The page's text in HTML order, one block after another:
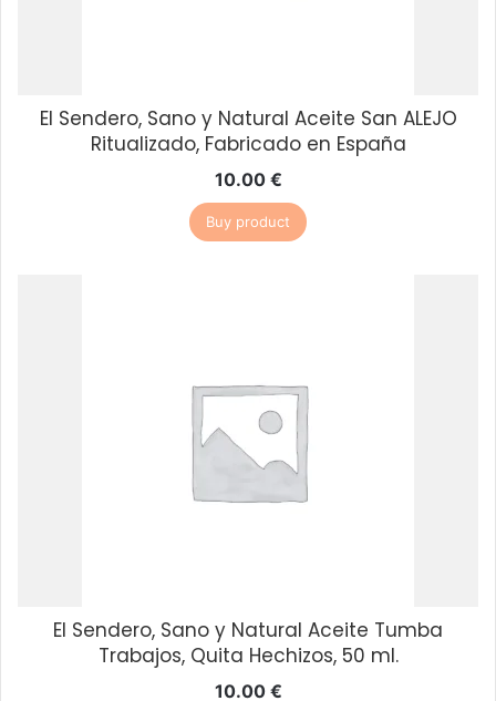
El Sendero, Sano y Natural Aceite San ALEJO
Ritualizado, Fabricado en España
10.00 €
Buy product
El Sendero, Sano y Natural Aceite Tumba
Trabajos, Quita Hechizos, 50 ml.
10.00 €